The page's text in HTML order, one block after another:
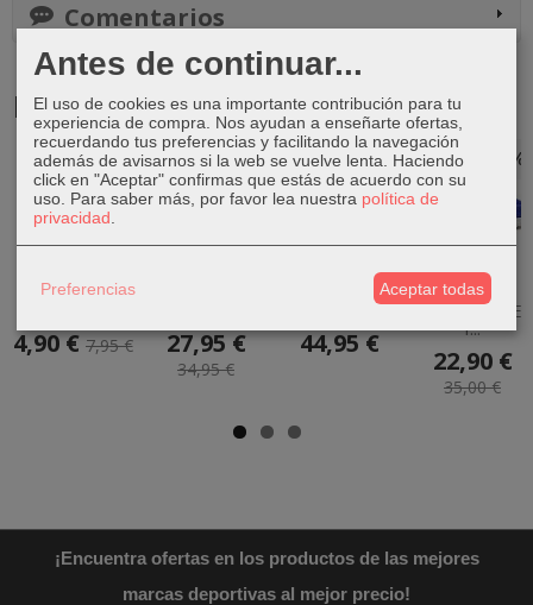
Comentarios
Productos Relacionados
-38 %
Adidas Milano
4,90 €7,95 €
-20 %
27,95 €
34,95 €
Falda Adidas
Club Skirt
44,95 €
-35 %
Zapatillas
Adidas
Runfalcon 5 EL
I...
22,90 €
35,00 €
¡Encuentra ofertas en los productos de las mejores
marcas deportivas al mejor precio!
Antes de continuar...
El uso de cookies es una importante contribución para tu
experiencia de compra. Nos ayudan a enseñarte ofertas,
recuerdando tus preferencias y facilitando la navegación
además de avisarnos si la web se vuelve lenta. Haciendo
click en "Aceptar" confirmas que estás de acuerdo con su
uso. Para saber más, por favor lea nuestra política de
privacidad
Preferencias Aceptar todas